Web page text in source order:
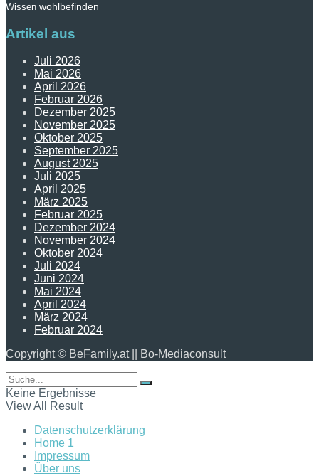
Wissen wohlbefinden
Artikel aus
Juli 2026
Mai 2026
April 2026
Februar 2026
Dezember 2025
November 2025
Oktober 2025
September 2025
August 2025
Juli 2025
April 2025
März 2025
Februar 2025
Dezember 2024
November 2024
Oktober 2024
Juli 2024
Juni 2024
Mai 2024
April 2024
März 2024
Februar 2024
Copyright © BeFamily.at || Bo-Mediaconsult
Keine Ergebnisse
View All Result
Datenschutzerklärung
Home 1
Impressum
Über uns